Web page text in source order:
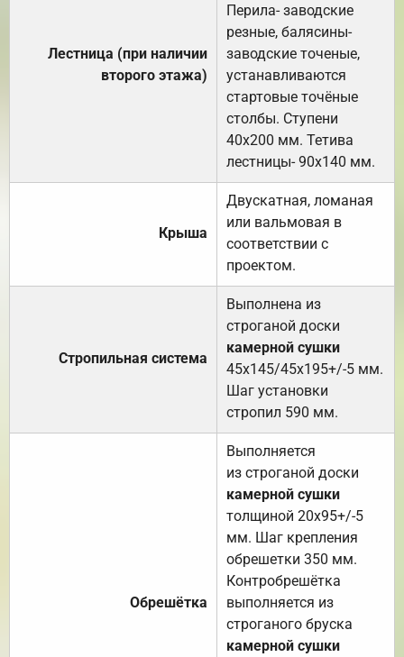
Лестница (при наличии
второго этажа)
Перила- заводские
резные, балясины-
заводские точеные,
устанавливаются
стартовые точёные
столбы. Ступени
40х200 мм. Тетива
лестницы- 90х140 мм.
Крыша
Двускатная, ломаная
или вальмовая в
соответствии с
проектом.
Стропильная система
Выполнена из
строганой доски
камерной сушки
45х145/45х195+/-5 мм.
Шаг установки
стропил 590 мм.
Обрешётка
Выполняется
из строганой доски
камерной сушки
толщиной 20х95+/-5
мм. Шаг крепления
обрешетки 350 мм.
Контробрешётка
выполняется из
строганого бруска
камерной сушки